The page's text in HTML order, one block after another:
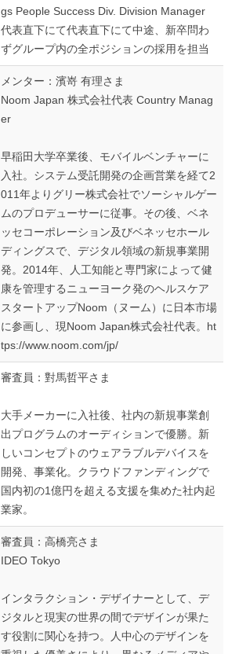
gs People Success Div. Division Manager
代表直下にて代表直下にて中途、新卒問わ
ずグループ内の全ポジションの採用を担当
メンター：濱嵜 有理さま
Noom Japan 株式会社代表 Country Manag
er
早稲田大学卒業後、モバイルベンチャーに
入社。システム受託開発の企画営業を経て2
011年よりグリー株式会社でソーシャルゲー
ムのプロデューサーに従事。その後、ベネ
ッセコーポレーション及びベネッセホール
ディングスで、デジタル領域の新規事業開
発。2014年、人工知能と専門家によって健
康を管理するニューヨーク発のヘルスケア
スタートアップNoom（ヌーム）に日本市場
に参画し、現Noom Japan株式会社代表。ht
tps://www.noom.com/jp/
審査員：對馬哲平さま
大手メーカーに入社後、社内の新規事業創
出プログラムのオーディションで優勝。新
しいコンセプトのウェアラブルデバイスを
開発、事業化。クラウドファンディングで
国内初の1億円を超える支援を集めた社内起
業家。
審査員：高橋亮さま
IDEO Tokyo
インタラクション・デザイナーとして、デ
ジタルと現実の世界の間でデザインが果た
す役割に関心を持つ。人中心のデザインを